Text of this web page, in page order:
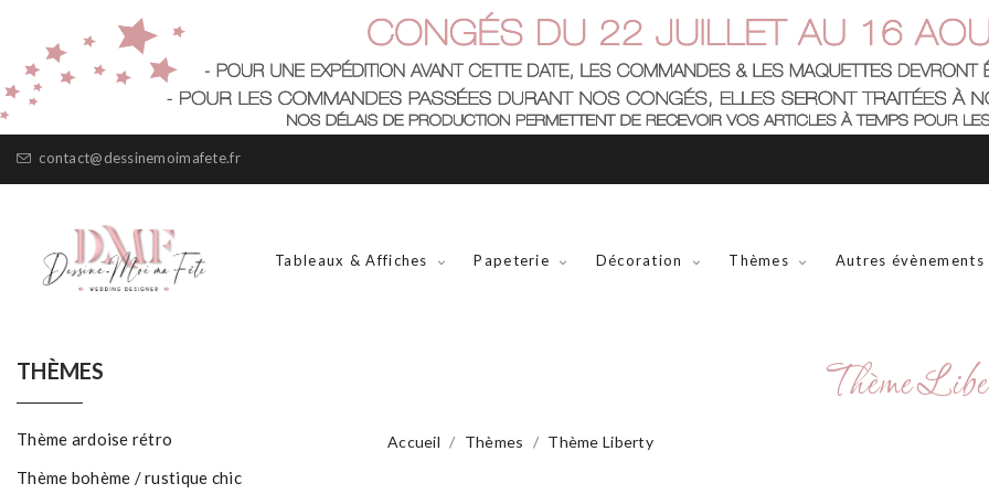
contact@dessinemoimafete.fr
Tableaux & Affiches Papeterie Décoration Thèmes Autres évènements
THÈMES
Thème ardoise rétro
Thème bohème / rustique chic
Thème
Accueil Thèmes Thème Liberty